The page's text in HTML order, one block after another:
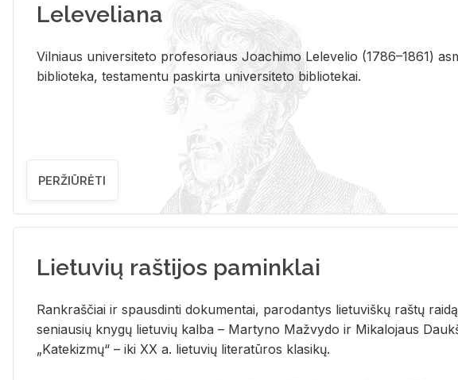
Leleveliana
Vil­niaus uni­ver­si­te­to pro­fe­so­riaus Jo­a­chi­mo Le­le­ve­lio (1786–1861)
bi­b­lio­te­ka, te­sta­men­tu pa­skir­ta uni­ver­si­te­to bi­b­lio­te­kai.
PERŽIŪRĖTI
Lietuvių raštijos paminklai
Rank­raš­čiai ir spaus­din­ti do­ku­men­tai, pa­ro­dan­tys lie­tu­viš­kų raš­tų
se­niau­sių kny­gų lie­tu­vių kal­ba – Mar­ty­no Ma­žvy­do ir Mi­ka­lo­jaus
„Ka­te­kiz­mų“ – iki XX a. lie­tu­vių li­te­ra­tū­ros kla­si­kų.